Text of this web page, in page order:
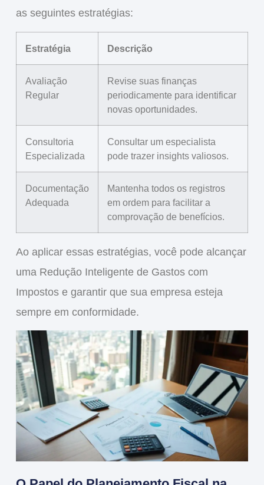
as seguintes estratégias:
Estratégia Descrição
Avaliação
Regular
Revise suas finanças
periodicamente para identificar
novas oportunidades.
Consultoria
Especializada
Consultar um especialista
pode trazer insights valiosos.
Documentação
Adequada
Mantenha todos os registros
em ordem para facilitar a
comprovação de benefícios.
Ao aplicar essas estratégias, você pode alcançar
uma Redução Inteligente de Gastos com
Impostose garantir que sua empresa esteja
sempre em conformidade.